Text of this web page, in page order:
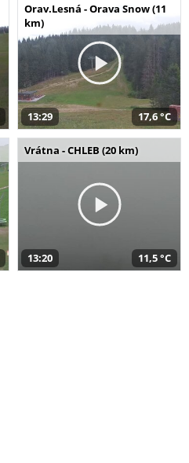
Orav.Lesná - Orava Snow (11
km)
13:29 17,6 °C
Vrátna - CHLEB (20 km)
13:20 11,5 °C